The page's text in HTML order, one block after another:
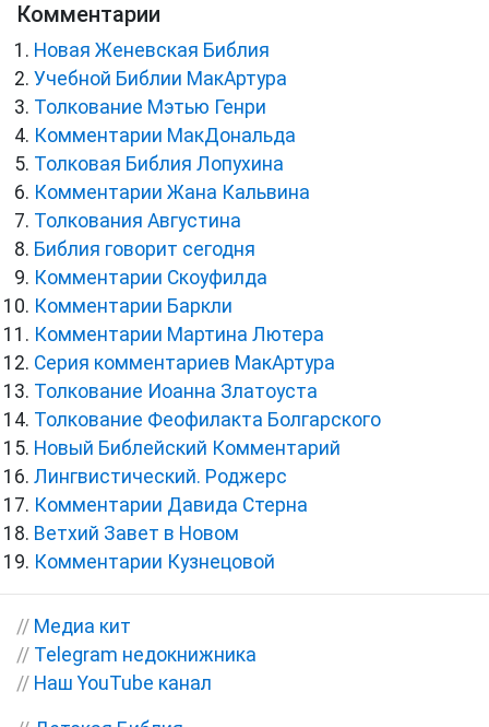
Комментарии
Новая Женевская Библия
Учебной Библии МакАртура
Толкование Мэтью Генри
Комментарии МакДональда
Толковая Библия Лопухина
Комментарии Жана Кальвина
Толкования Августина
Библия говорит сегодня
Комментарии Скоуфилда
Комментарии Баркли
Комментарии Мартина Лютера
Серия комментариев МакАртура
Толкование Иоанна Златоуста
Толкование Феофилакта Болгарского
Новый Библейский Комментарий
Лингвистический. Роджерс
Комментарии Давида Стерна
Ветхий Завет в Новом
Комментарии Кузнецовой
// Медиа кит
// Telegram недокнижника
// Наш YouTube канал